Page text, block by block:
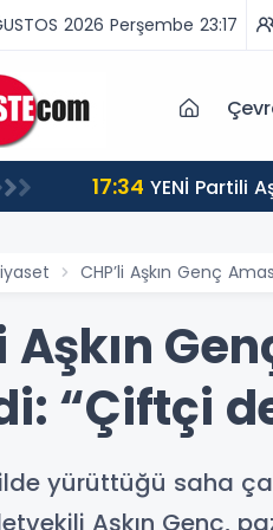
2026 Perşembe 23:17
17:34 YENİ Partili Aşkın Genç: Türkiye’de emekçi Almanya’dan yüzde 25 fazla çalışıyor, asgari ücret ayın 18
gününe yetiyor
CHP’li Aşkın Genç
Aşkın
“Çiftçi
ilde yürüttüğü saha
Aşkın Genç,